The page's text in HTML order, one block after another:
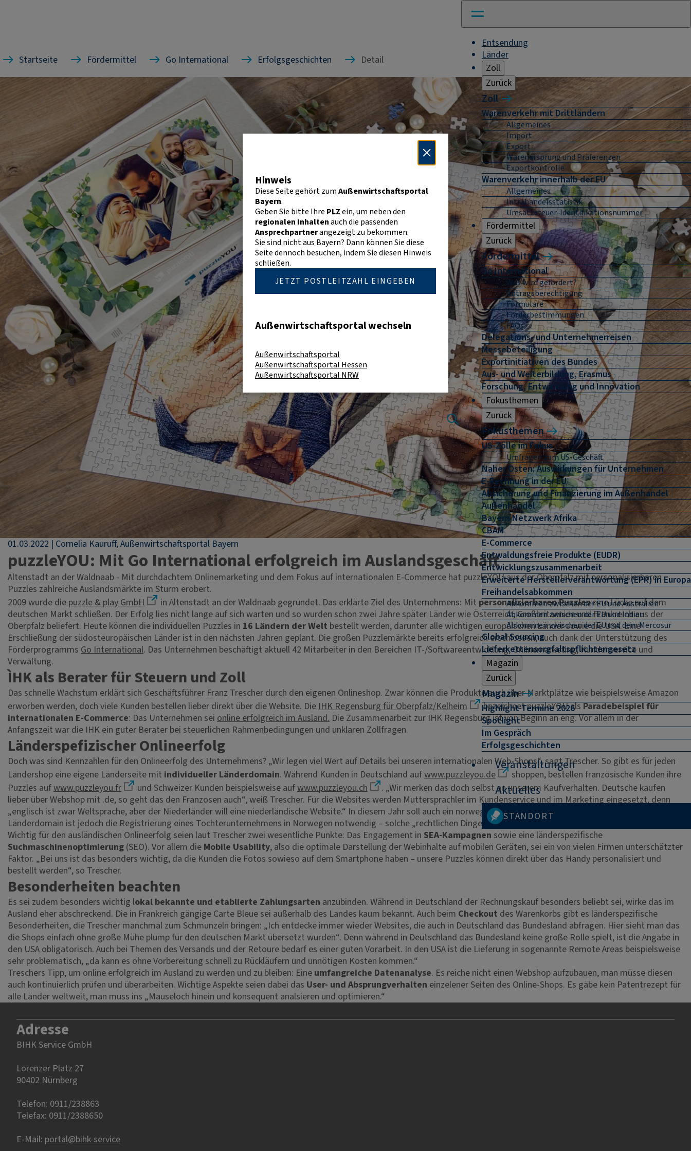
Entsendung
Länder
Zoll
Zurück
Zoll
Warenverkehr mit Drittländern
Allgemeines
Import
Export
Warenursprung und Präferenzen
Exportkontrolle
Warenverkehr innerhalb der EU
Allgemeines
Intrahandelsstatistik
Umsatzsteuer-Identifikationsnummer
Fördermittel
Zurück
Fördermittel
Go International
Was wird gefördert?
Antragsberechtigung
Formulare
Förderbestimmungen
FAQs
Delegations- und Unternehmerreisen
Messebeteiligung
Exportinitiativen des Bundes
Aus- und Weiterbildung, Erasmus
Forschung, Entwicklung und Innovation
Fokusthemen
Zurück
Fokusthemen
US-Zölle im Fokus
Umfragen zum US-Geschäft
Naher Osten: Auswirkungen für Unternehmen
E-Rechnung in der EU
Absicherung und Finanzierung im Außenhandel
Außenhandel
Bayern Netzwerk Afrika
CBAM
E-Commerce
Entwaldungsfreie Produkte (EUDR)
Entwicklungszusammenarbeit
Erweiterte Herstellerverantwortung (EPR) in Europa
Freihandelsabkommen
Abkommen zwischen der EU und Australien
Abkommen zwischen der EU und Indien
Abkommen zwischen der EU und dem Mercosur
Global Sourcing
Lieferkettensorgfaltspflichtengesetz
Magazin
Zurück
Magazin
Highlight-Termine 2026
Spotlight
Im Gespräch
Erfolgsgeschichten
Veranstaltungen
Aktuelles
STANDORT
Startseite Fördermittel Go International Erfolgsgeschichten Detail
01.03.2022 Cornelia Kauruff, Außenwirtschaftsportal Bayern
puzzleYOU: Mit Go International erfolgreich im Auslandsgeschäft
Altenstadt an der Waldnaab - Mit durchdachtem Onlinemarketing und dem Fokus auf internationalen E-Commerce hat puzzleYOU aus der Oberpfalz mit personalisierbaren
Puzzles zahlreiche Auslandsmärkte im Sturm erobert.
2009 wurde die puzzle & play GmbH in Altenstadt an der Waldnaab gegründet. Das erklärte Ziel des Unternehmens: Mit personalisierbaren Puzzleseine Lücke auf dem
deutschen Markt schließen. Der Erfolg lies nicht lange auf sich warten und so wurden schon zwei Jahre später Länder wie Österreich, Großbritannien und Frankreich aus der
Oberpfalz beliefert. Heute können die individuellen Puzzles in 16 Ländern der Welt bestellt werden, darunter alle wichtigen europäischen Länder sowie die USA. Eine
Erschließung der südosteuropäischen Länder ist in den nächsten Jahren geplant. Die großen Puzzlemärkte bereits erfolgreich erschlossen, auch dank der Unterstützung des
Förderprogramms Go International. Das Unternehmen beschäftigt aktuell 42 Mitarbeiter in den Bereichen IT-/Softwareentwicklung, Onlinemarketing, Kundenservice und
Verwaltung.
ÌHK als Berater für Steuern und Zoll
Das schnelle Wachstum erklärt sich Geschäftsführer Franz Trescher durch den eigenen Onlineshop. Zwar können die Produkte auch über Marktplätze wie beispielsweise Amazon
erworben werden, doch viele Kunden bestellen lieber direkt über die Website. Die IHK Regensburg für Oberpfalz/Kelheim bezeichnet puzzleYOU alsParadebeispiel für
internationalen E-Commerce: Das Unternehmen sei online erfolgreich im Ausland. Die Zusammenarbeit zur IHK Regensburg ist von Beginn an eng. Vor allem in der
Anfangszeit war die IHK ein guter Berater bei steuerlichen Rahmenbedingungen und unklaren Zollfragen.
Länderspefizischer Onlineerfolg
Doch was sind Kennzahlen für den Onlineerfolg des Unternehmens? „Wir legen viel Wert auf Details bei unseren internationalen Web-Shops“, sagt Trescher. So gibt es für jeden
Ländershop eine eigene Länderseite mit individueller Länderdomain. Während Kunden in Deutschland aufwww.puzzleyou.de
shoppen, bestellen französische Kunden ihre
Puzzles aufwww.puzzleyou.fr und Schweizer Kunden beispielsweise aufwww.puzzleyou.ch
. „Wir merken das doch selbst an unserem Kaufverhalten. Deutsche kaufen
lieber über Webshop mit .de, so geht das den Franzosen auch“, weiß Trescher. Für die Websites werden Muttersprachler im Kundenservice und im Marketing eingesetzt, denn
„englisch ist zwar Weltsprache, aber der Niederländer will eine niederländische Website.“ In diesem Jahr soll auch ein norwegischer Webshop entstehen. Für den Erhalt der
Länderdomain ist jedoch die Registrierung eines Tochterunternehmens in Norwegen notwendig – solche „rechtlichen Dinge beachten viele Unternehmen überhaupt nicht.“
Wichtig für den ausländischen Onlineerfolg seien laut Trescher zwei wesentliche Punkte: Das Engagement in SEA-Kampagnen sowie eine länderspezifische
Suchmaschinenoptimierung (SEO). Vor allem die Mobile Usability, also die optimale Darstellung der Webinhalte auf mobilen Geräten, sei ein von vielen Firmen unterschätzter
Faktor. „Bei uns ist das besonders wichtig, da die Kunden die Fotos sowieso auf dem Smartphone haben – unsere Puzzles können direkt über das Handy personalisiert und
bestellt werden“, so Trescher.
Besonderheiten beachten
Es sei zudem besonders wichtig lokal bekannte und etablierte Zahlungsarten anzubinden. Während in Deutschland der Rechnungskauf besonders beliebt sei, wirke das im
Ausland eher abschreckend. Die in Frankreich gängige Carte Bleue sei außerhalb des Landes kaum bekannt. Auch beim Checkout des Warenkorbs gibt es länderspezifische
Besonderheiten, die Trescher manchmal zum Schmunzeln bringen: „Ich entdecke immer wieder Websites, die auch in Deutschland das Bundesland abfragen. Hier sieht man das
die Shops einfach ohne große Mühe plump für den deutschen Markt übersetzt wurden“. Denn während in Deutschland das Bundesland keine große Rolle spielt, ist die Angabe in
den USA obligatorisch. Auch bei Themen des Versands und der Retoure bedarf es einer guten Vorarbeit. In den USA ist die Lieferung in sogenannte Remote Areas beispielsweise
sehr problematisch, „da kann es ohne Vorbereitung schnell zu Rückläufern und unnötigen Kosten kommen.“
Treschers Tipp, um online erfolgreich im Ausland zu werden und zu bleiben: Eine umfangreiche Datenanalyse. Es reiche nicht einen Webshop aufzubauen, man müsse diesen
auch kontinuierlich prüfen und überarbeiten. Wichtige Aspekte seien dabei das User- und Absprungverhalten einzelener Seiten des Online-Shops. Es gäbe kein Patentrezept für
alle Länder weltweit, man muss ins „Mauseloch hinein und konsequent analsieren und optimieren.“
Adresse
BIHK Service GmbH
Lorenzer Platz 27
90402 Nürnberg‎‎
Telefon: 0911/238863
Telefax: 0911/2388650
E-Mail: portal@bihk-service
Hinweis
Diese Seite gehört zumAußenwirtschaftsportal
Bayern.
Geben Sie bitte Ihre PLZein, um neben den
regionalen Inhaltenauch die passenden
Ansprechpartnerangezeigt zu bekommen.
Sie sind nicht aus Bayern? Dann können Sie diese
Seite dennoch besuchen, indem Sie diesen Hinweis
schließen.
JETZT POSTLEITZAHL EINGEBEN
Außenwirtschaftsportal wechseln
Außenwirtschaftsportal
Außenwirtschaftsportal Hessen
Außenwirtschaftsportal NRW